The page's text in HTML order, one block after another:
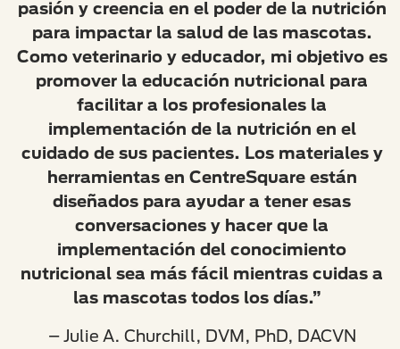
pasión y creencia en el poder de la nutrición
para impactar la salud de las mascotas.
Como veterinario y educador, mi objetivo es
promover la educación nutricional para
facilitar a los profesionales la
implementación de la nutrición en el
cuidado de sus pacientes. Los materiales y
herramientas en CentreSquare están
diseñados para ayudar a tener esas
conversaciones y hacer que la
implementación del conocimiento
nutricional sea más fácil mientras cuidas a
las mascotas todos los días.”
– Julie A. Churchill, DVM, PhD, DACVN